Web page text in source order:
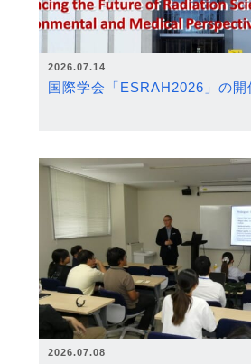
2026.07.14
国際学会「ESRAH2026」の開
2026.07.08